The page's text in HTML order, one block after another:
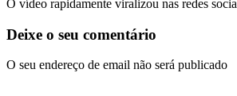
O vídeo rapidamente viralizou nas redes
Deixe o seu comentário
O seu endereço de email não será publicado